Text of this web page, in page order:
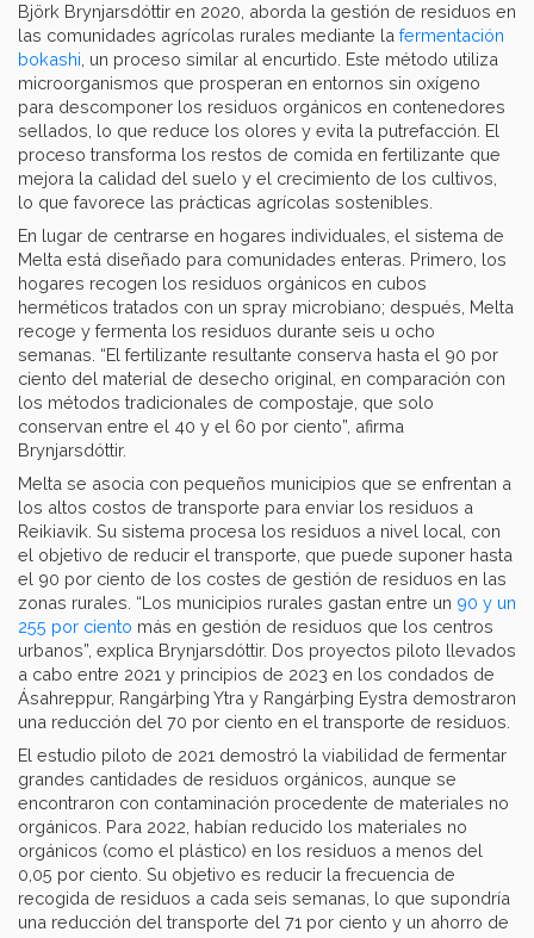
Björk Brynjarsdóttir en 2020, aborda la gestión de residuos en
las comunidades agrícolas rurales mediante la fermentación
bokashi , un proceso similar al encurtido. Este método utiliza
microorganismos que prosperan en entornos sin oxígeno
para descomponer los residuos orgánicos en contenedores
sellados, lo que reduce los olores y evita la putrefacción. El
proceso transforma los restos de comida en fertilizante que
mejora la calidad del suelo y el crecimiento de los cultivos,
lo que favorece las prácticas agrícolas sostenibles.
En lugar de centrarse en hogares individuales, el sistema de
Melta está diseñado para comunidades enteras. Primero, los
hogares recogen los residuos orgánicos en cubos
herméticos tratados con un spray microbiano; después, Melta
recoge y fermenta los residuos durante seis u ocho
semanas. “El fertilizante resultante conserva hasta el 90 por
ciento del material de desecho original, en comparación con
los métodos tradicionales de compostaje, que solo
conservan entre el 40 y el 60 por ciento”, afirma
Brynjarsdóttir.
Melta se asocia con pequeños municipios que se enfrentan a
los altos costos de transporte para enviar los residuos a
Reikiavik. Su sistema procesa los residuos a nivel local, con
el objetivo de reducir el transporte, que puede suponer hasta
el 90 por ciento de los costes de gestión de residuos en las
zonas rurales. “Los municipios rurales gastan entre un 90 y un
255 por ciento más en gestión de residuos que los centros
urbanos”, explica Brynjarsdóttir. Dos proyectos piloto llevados
a cabo entre 2021 y principios de 2023 en los condados de
Ásahreppur, Rangárþing Ytra y Rangárþing Eystra demostraron
una reducción del 70 por ciento en el transporte de residuos.
El estudio piloto de 2021 demostró la viabilidad de fermentar
grandes cantidades de residuos orgánicos, aunque se
encontraron con contaminación procedente de materiales no
orgánicos. Para 2022, habían reducido los materiales no
orgánicos (como el plástico) en los residuos a menos del
0,05 por ciento. Su objetivo es reducir la frecuencia de
recogida de residuos a cada seis semanas, lo que supondría
una reducción del transporte del 71 por ciento y un ahorro de